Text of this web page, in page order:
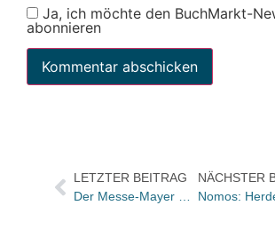
Ja, ich möchte den BuchMarkt-
abonnieren
LETZTER BEITRAG